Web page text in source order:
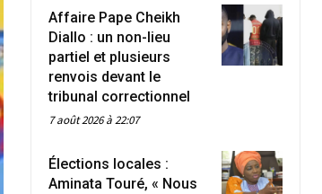
Affaire Pape Cheikh
Diallo : un non-lieu
partiel et plusieurs
renvois devant le
tribunal correctionnel
7 août 2026 à 22:07
Élections locales :
Aminata Touré, « Nous